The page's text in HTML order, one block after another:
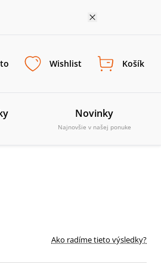
Wishlist Košík
Novinky
Najnovšie v našej ponuke
Ako radíme tieto výsledky?